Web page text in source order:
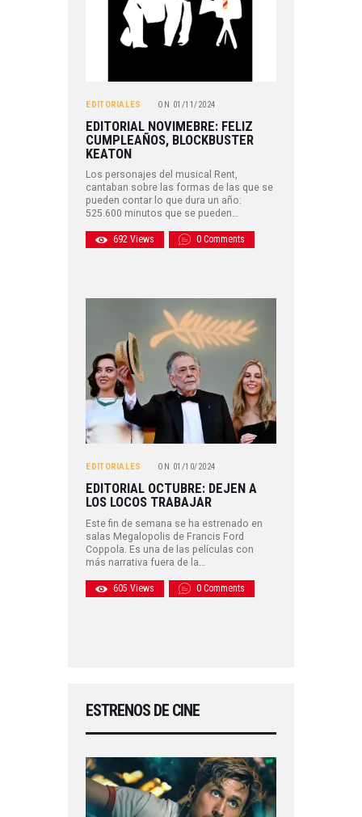
EDITORIALES ON 01/11/2024
EDITORIAL NOVIMEBRE: FELIZ
CUMPLEAÑOS, BLOCKBUSTER
KEATON
Los personajes del musical Rent,
cantaban sobre las formas de las que se
pueden contar lo que dura un año:
525.600 minutos que se pueden…
692 Views 0 Comments
EDITORIALES ON 01/10/2024
EDITORIAL OCTUBRE: DEJEN A
LOS LOCOS TRABAJAR
Este fin de semana se ha estrenado en
salas Megalopolis de Francis Ford
Coppola. Es una de las películas con
más narrativa fuera de la…
605 Views 0 Comments
ESTRENOS DE CINE